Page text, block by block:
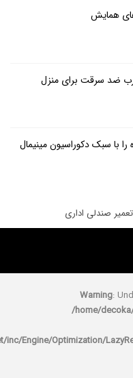
برای منزل
مینیمال
/
rocket/inc/Engine/